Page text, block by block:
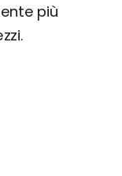
più